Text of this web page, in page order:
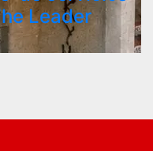
Leader